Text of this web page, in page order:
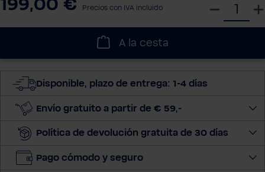
199,00 € Precios con IVA incluido
o
a
c
A la cesta
Disponible, plazo de entrega: 1-4 días
Envío gratuito a partir de € 59,-
Política de devolución gratuita de 30 días
Pago cómodo y seguro